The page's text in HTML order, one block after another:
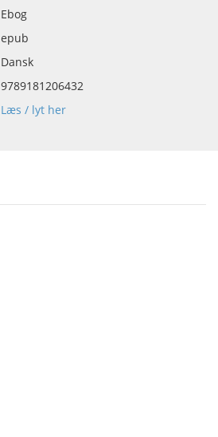
Ebog
epub
Dansk
9789181206432
Læs / lyt her